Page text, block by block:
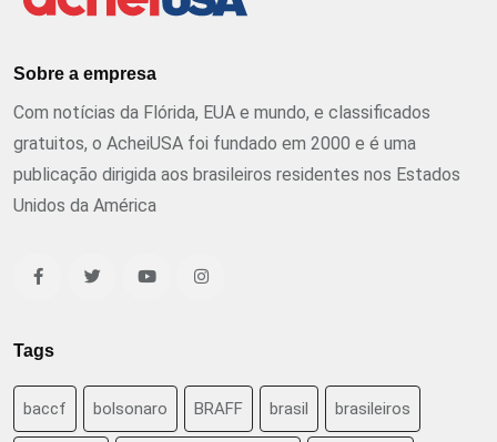
Sobre a empresa
Com notícias da Flórida, EUA e mundo, e classificados
gratuitos, o AcheiUSA foi fundado em 2000 e é uma
publicação dirigida aos brasileiros residentes nos Estados
Unidos da América
Tags
baccf bolsonaro BRAFF brasil brasileiros